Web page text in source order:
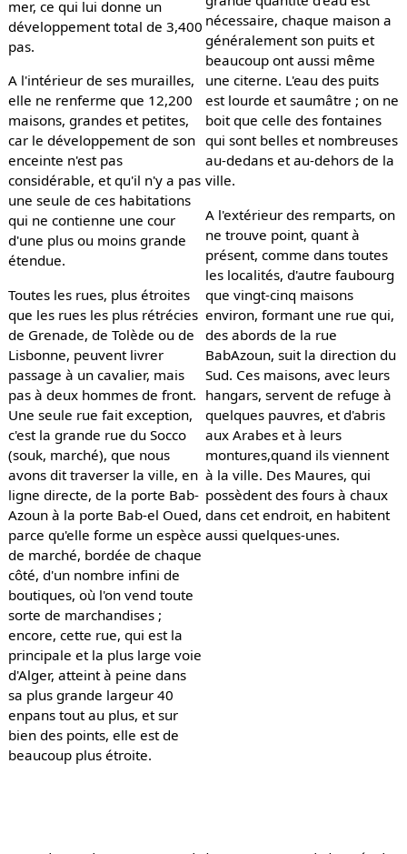
mer, ce qui lui donne un
développement total de 3,400
pas.
A l'intérieur de ses murailles,
elle ne renferme que 12,200
maisons, grandes et petites,
car le développement de son
enceinte n'est pas
considérable, et qu'il n'y a pas
une seule de ces habitations
qui ne contienne une cour
d'une plus ou moins grande
étendue.
Toutes les rues, plus étroites
que les rues les plus rétrécies
de Grenade, de Tolède ou de
Lisbonne, peuvent livrer
passage à un cavalier, mais
pas à deux hommes de front.
Une seule rue fait exception,
c'est la grande rue du Socco
(souk, marché), que nous
avons dit traverser la ville, en
ligne directe, de la porte Bab-
Azoun à la porte Bab-el Oued,
parce qu'elle forme un espèce
de marché, bordée de chaque
côté, d'un nombre infini de
boutiques, où l'on vend toute
sorte de marchandises ;
encore, cette rue, qui est la
principale et la plus large voie
d'Alger, atteint à peine dans
sa plus grande largeur 40
enpans tout au plus, et sur
bien des points, elle est de
beaucoup plus étroite.
nécessaire, chaque maison a
généralement son puits et
beaucoup ont aussi même
une citerne. L'eau des puits
est lourde et saumâtre ; on ne
boit que celle des fontaines
qui sont belles et nombreuses
au-dedans et au-dehors de la
ville.
A l'extérieur des remparts, on
ne trouve point, quant à
présent, comme dans toutes
les localités, d'autre faubourg
que vingt-cinq maisons
environ, formant une rue qui,
des abords de la rue
BabAzoun, suit la direction du
Sud. Ces maisons, avec leurs
hangars, servent de refuge à
quelques pauvres, et d'abris
aux Arabes et à leurs
montures,quand ils viennent
à la ville. Des Maures, qui
possèdent des fours à chaux
dans cet endroit, en habitent
aussi quelques-unes.